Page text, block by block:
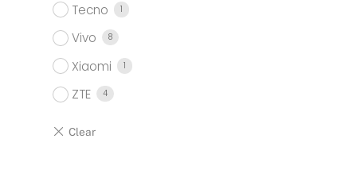
Tecno 1
Vivo 8
Xiaomi 1
ZTE 4